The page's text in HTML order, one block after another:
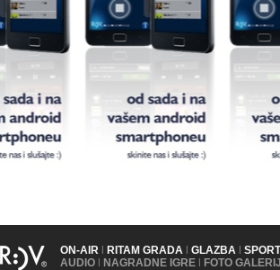
ON-AIR | RITAM GRADA | GLAZBA | SPORT
AUDIO | NAGRADNE IGRE | FOTO